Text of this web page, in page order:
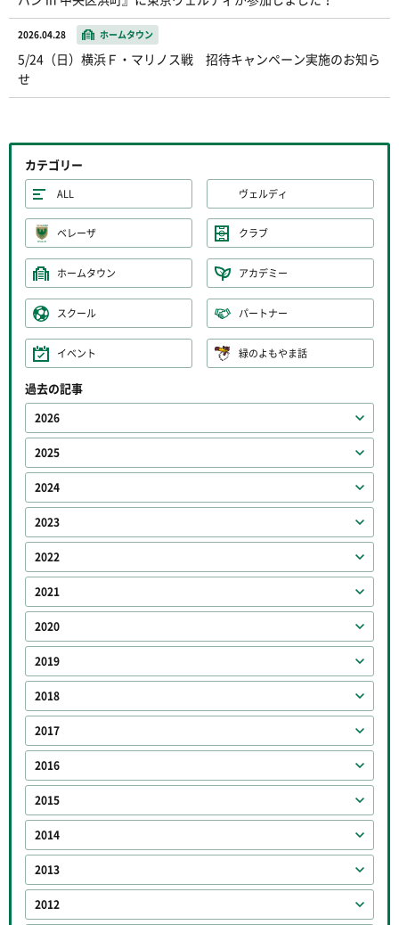
2026.04.28 ホームタウン
5/24（日）横浜Ｆ・マリノス戦 招待キャンペーン実施のお知ら
せ
カテゴリー
ALL ヴェルディ
ベレーザ クラブ
ホームタウン アカデミー
スクール パートナー
イベント 緑のよもやま話
過去の記事
2026
2025
2024
2023
2022
2021
2020
2019
2018
2017
2016
2015
2014
2013
2012